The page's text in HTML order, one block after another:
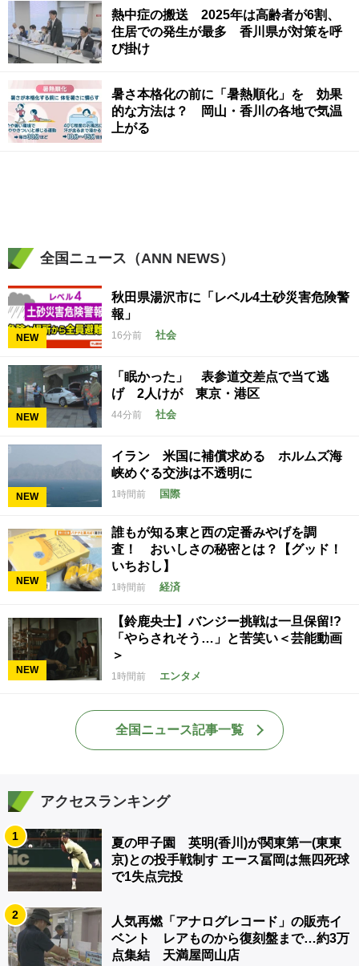
熱中症の搬送 2025年は高齢者が6割、
住居での発生が最多 香川県が対策を呼
び掛け
暑さ本格化の前に「暑熱順化」を 効果
的な方法は？ 岡山・香川の各地で気温
上がる
全国ニュース（ANN NEWS）
NEW
秋田県湯沢市に「レベル4土砂災害危険警
報」
16分前 社会
NEW
「眠かった」 表参道交差点で当て逃
げ 2人けが 東京・港区
44分前 社会
NEW
イラン 米国に補償求める ホルムズ海
峡めぐる交渉は不透明に
1時間前 国際
NEW
誰もが知る東と西の定番みやげを調
査！ おいしさの秘密とは？【グッド！
いちおし】
1時間前 経済
NEW
【鈴鹿央士】バンジー挑戦は一旦保留!?
「やらされそう…」と苦笑い＜芸能動画
＞
1時間前 エンタメ
全国ニュース記事一覧
アクセスランキング
1
夏の甲子園 英明(香川)が関東第一(東東
京)との投手戦制す エース冨岡は無四死球
で1失点完投
2
人気再燃「アナログレコード」の販売イ
ベント レアものから復刻盤まで…約3万
点集結 天満屋岡山店